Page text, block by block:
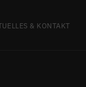
& KONTAKT